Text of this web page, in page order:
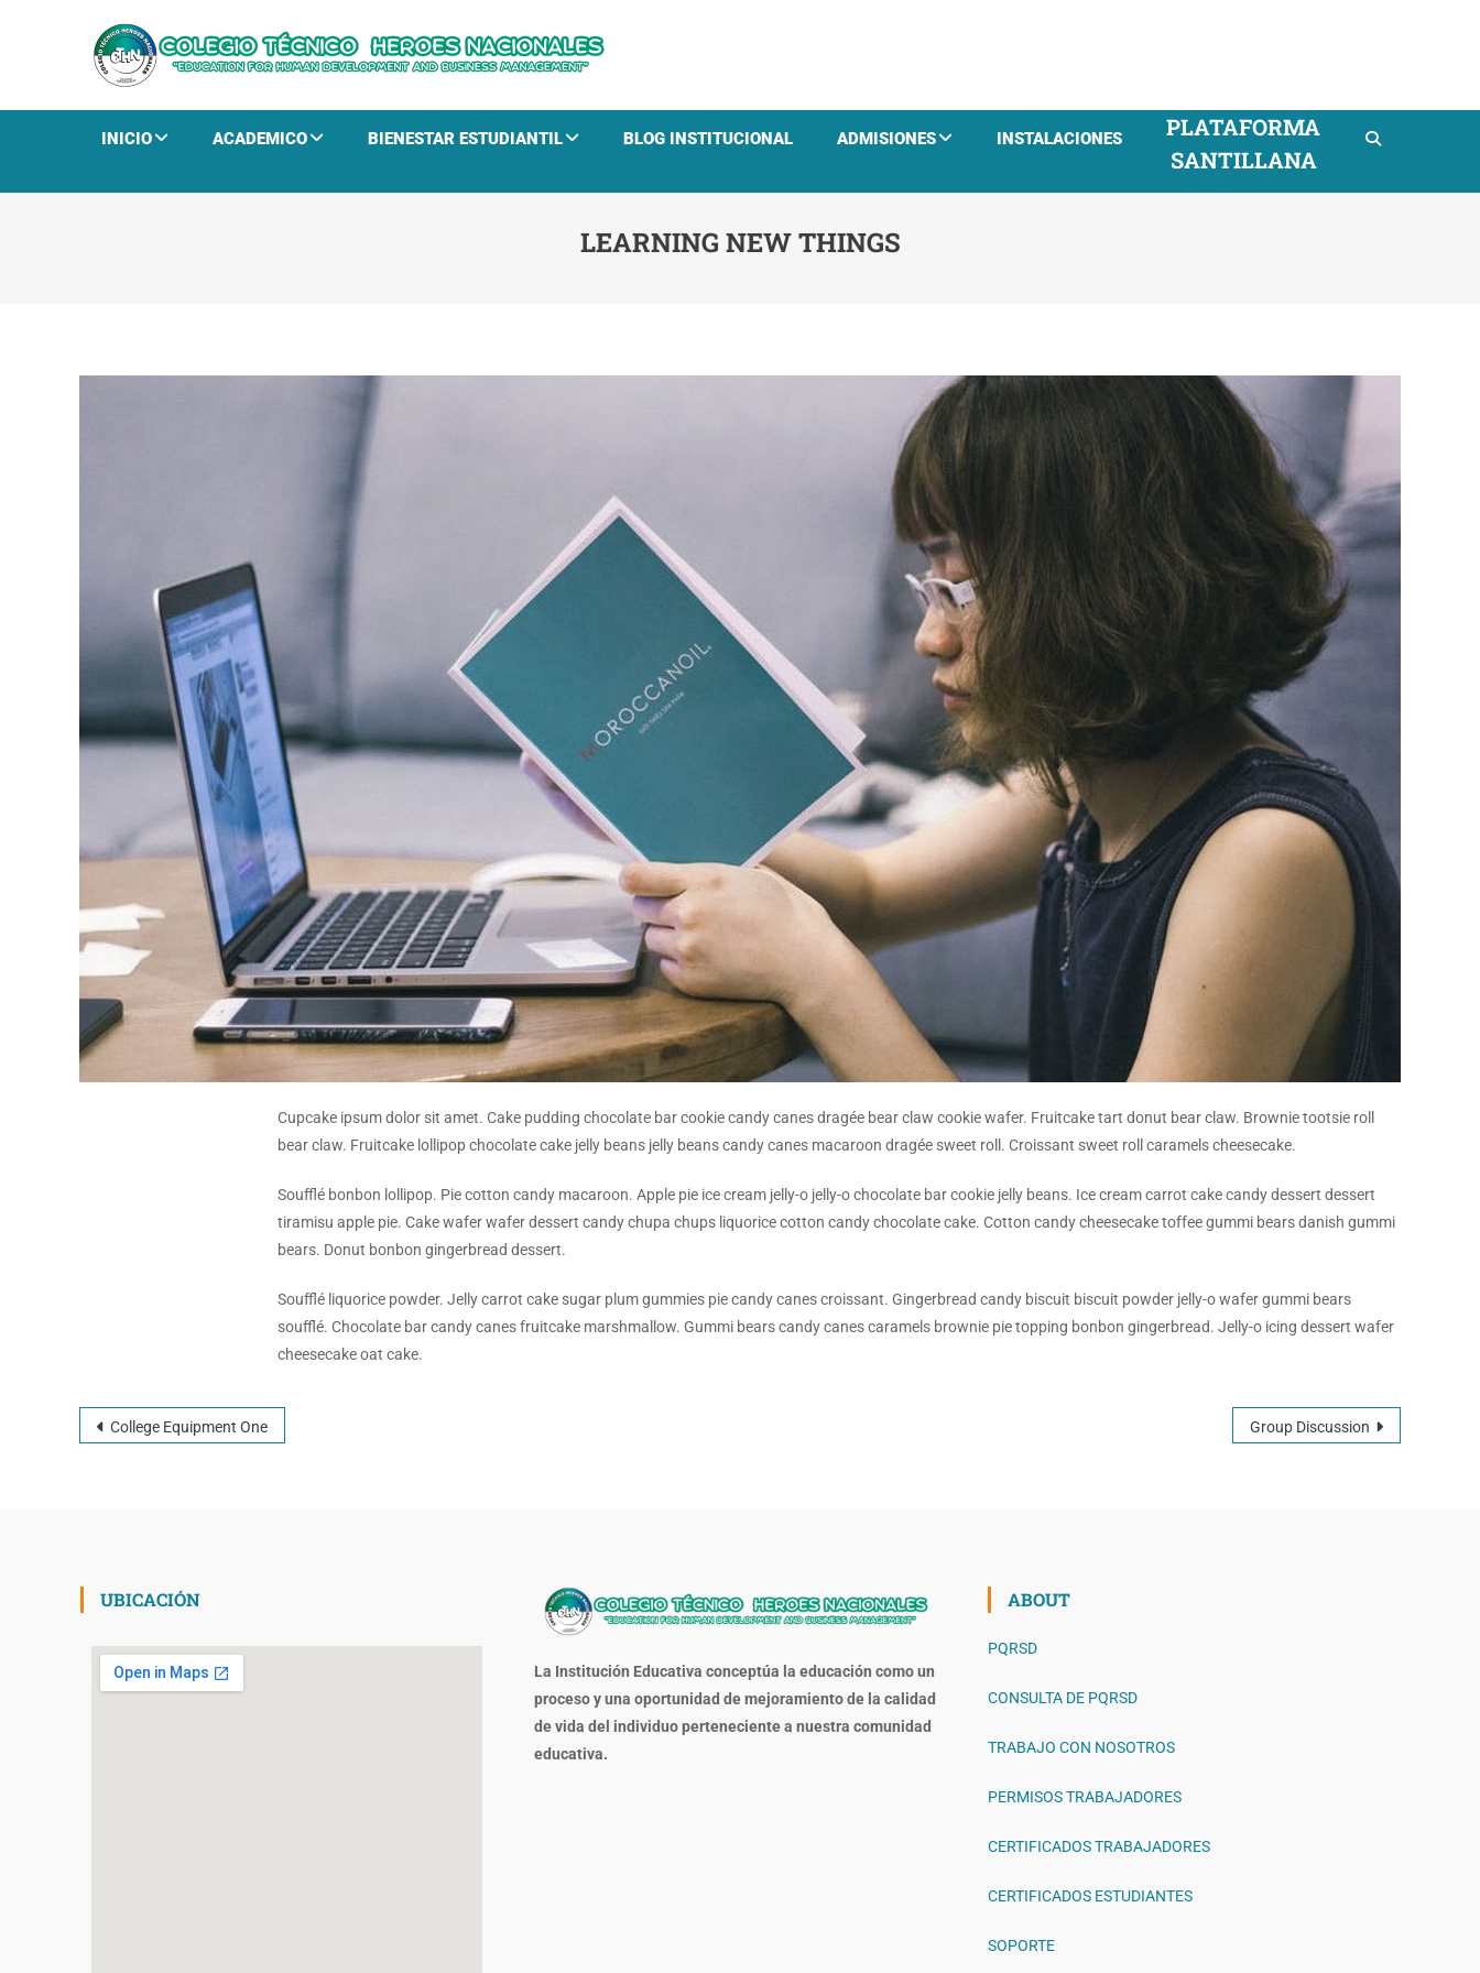
INICIO ACADEMICO BIENESTAR ESTUDIANTIL BLOG INSTITUCIONAL ADMISIONES INSTALACIONES
PLATAFORMA
SANTILLANA
LEARNING NEW THINGS
Cupcake ipsum dolor sit amet. Cake pudding chocolate bar cookie candy canes dragée bear claw cookie wafer. Fruitcake tart donut bear claw. Brownie tootsie roll
bear claw. Fruitcake lollipop chocolate cake jelly beans jelly beans candy canes macaroon dragée sweet roll. Croissant sweet roll caramels cheesecake.
Soufflé bonbon lollipop. Pie cotton candy macaroon. Apple pie ice cream jelly-o jelly-o chocolate bar cookie jelly beans. Ice cream carrot cake candy dessert dessert
tiramisu apple pie. Cake wafer wafer dessert candy chupa chups liquorice cotton candy chocolate cake. Cotton candy cheesecake toffee gummi bears danish gummi
bears. Donut bonbon gingerbread dessert.
Soufflé liquorice powder. Jelly carrot cake sugar plum gummies pie candy canes croissant. Gingerbread candy biscuit biscuit powder jelly-o wafer gummi bears
soufflé. Chocolate bar candy canes fruitcake marshmallow. Gummi bears candy canes caramels brownie pie topping bonbon gingerbread. Jelly-o icing dessert wafer
cheesecake oat cake.
College Equipment One Group Discussion
UBICACIÓN
La Institución Educativa conceptúa la educación como un
proceso y una oportunidad de mejoramiento de la calidad
de vida del individuo perteneciente a nuestra comunidad
educativa.
ABOUT
PQRSD
CONSULTA DE PQRSD
TRABAJO CON NOSOTROS
PERMISOS TRABAJADORES
CERTIFICADOS TRABAJADORES
CERTIFICADOS ESTUDIANTES
SOPORTE